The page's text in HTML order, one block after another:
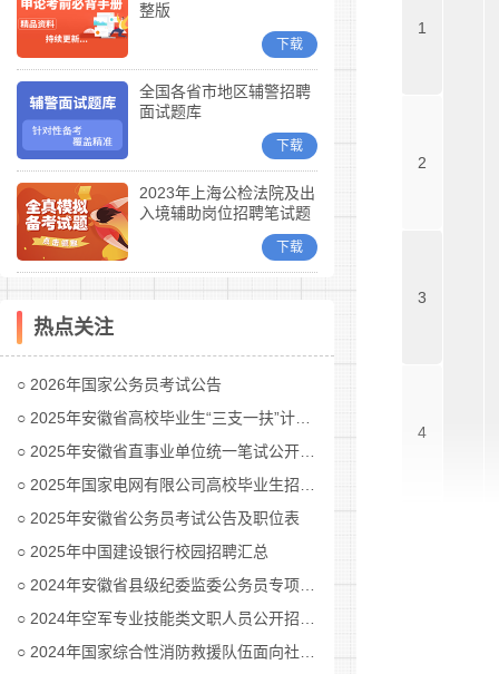
整版
下载
全国各省市地区辅警招聘
面试题库
下载
2023年上海公检法院及出
入境辅助岗位招聘笔试题
下载
热点关注
2026年国家公务员考试公告
2025年安徽省高校毕业生“三支一扶”计划招募公告
2025年安徽省直事业单位统一笔试公开招聘工作人员公告
2025年国家电网有限公司高校毕业生招聘公告(第二批)汇总
2025年安徽省公务员考试公告及职位表
2025年中国建设银行校园招聘汇总
2024年安徽省县级纪委监委公务员专项招考公告及职位表汇总
2024年空军专业技能类文职人员公开招考公告
2024年国家综合性消防救援队伍面向社会招录消防员公告
1
2
3
4